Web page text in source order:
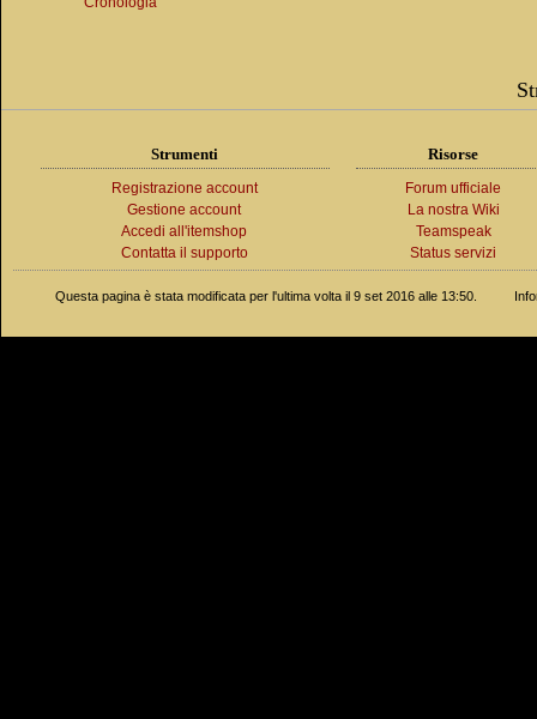
Strumenti
Registrazione account
Gestione account
Accedi all'itemshop
Contatta il supporto
Risorse
Forum ufficiale
La nostra Wiki
Teamspeak
Status servizi
Questa pagina è stata modificata per l'ultima volta il 9 set 2016 alle 13:50.